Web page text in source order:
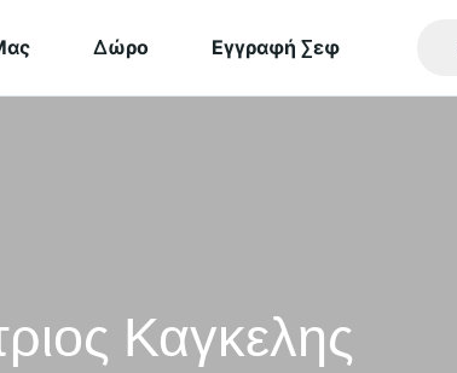
Δώρο Εγγραφή Σεφ
Καγκελης